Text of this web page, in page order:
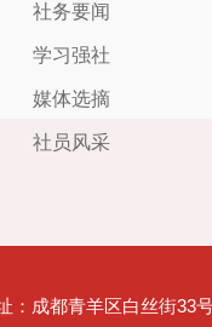
社务要闻
学习强社
媒体选摘
社员风采
：成都青羊区白丝街33